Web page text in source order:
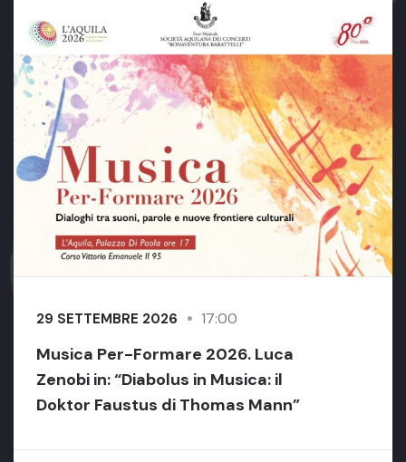
29 SETTEMBRE 2026 17:00
Musica Per-Formare 2026. Luca
Zenobi in: “Diabolus in Musica: il
Doktor Faustus di Thomas Mann”